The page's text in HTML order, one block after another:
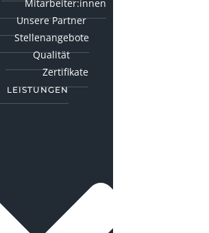
Mitarbeiter:innen
Unsere Partner
Stellenangebote
Qualität
Zertifikate
LEISTUNGEN